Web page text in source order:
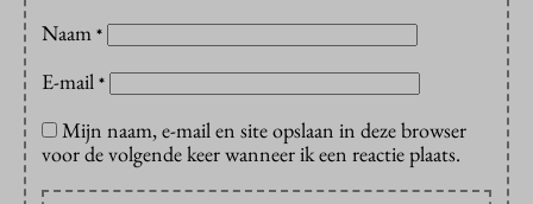
Naam *
E-mail *
Mijn naam, e-mail en site opslaan in deze browser
voor de volgende keer wanneer ik een reactie plaats.